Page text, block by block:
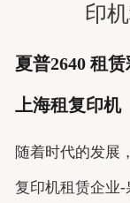
印
夏普2640 租
上海租复印机
随着时代的发展
复印机租赁企业